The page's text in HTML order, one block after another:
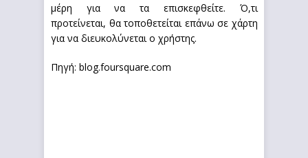
μέρη για να τα επισκεφθείτε. Ό,τι
προτείνεται, θα τοποθετείται επάνω σε χάρτη
για να διευκολύνεται ο χρήστης.
Πηγή: blog.foursquare.com